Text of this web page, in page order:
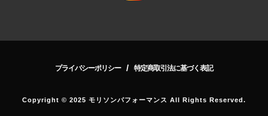
プライバシーポリシー / 特定商取引法に基づく表記
Copyright © 2025 モリソンパフォーマンス All Rights Reserved.